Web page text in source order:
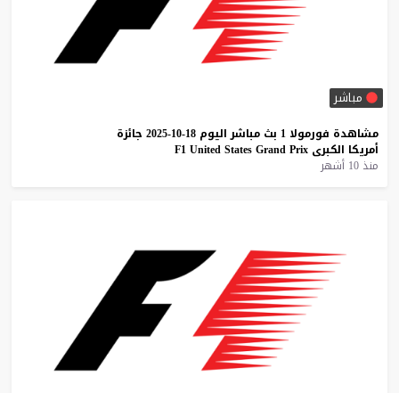
مباشر
مشاهدة فورمولا 1 بث مباشر اليوم 18-10-2025
جائزة
أمريكا الكبرى F1 United States Grand Prix
منذ 10 أشهر